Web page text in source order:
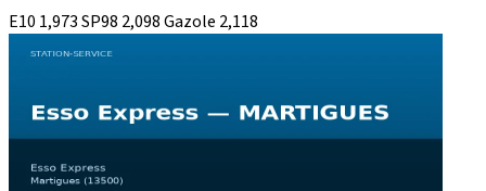
E10 1,973SP98 2,098Gazole 2,118